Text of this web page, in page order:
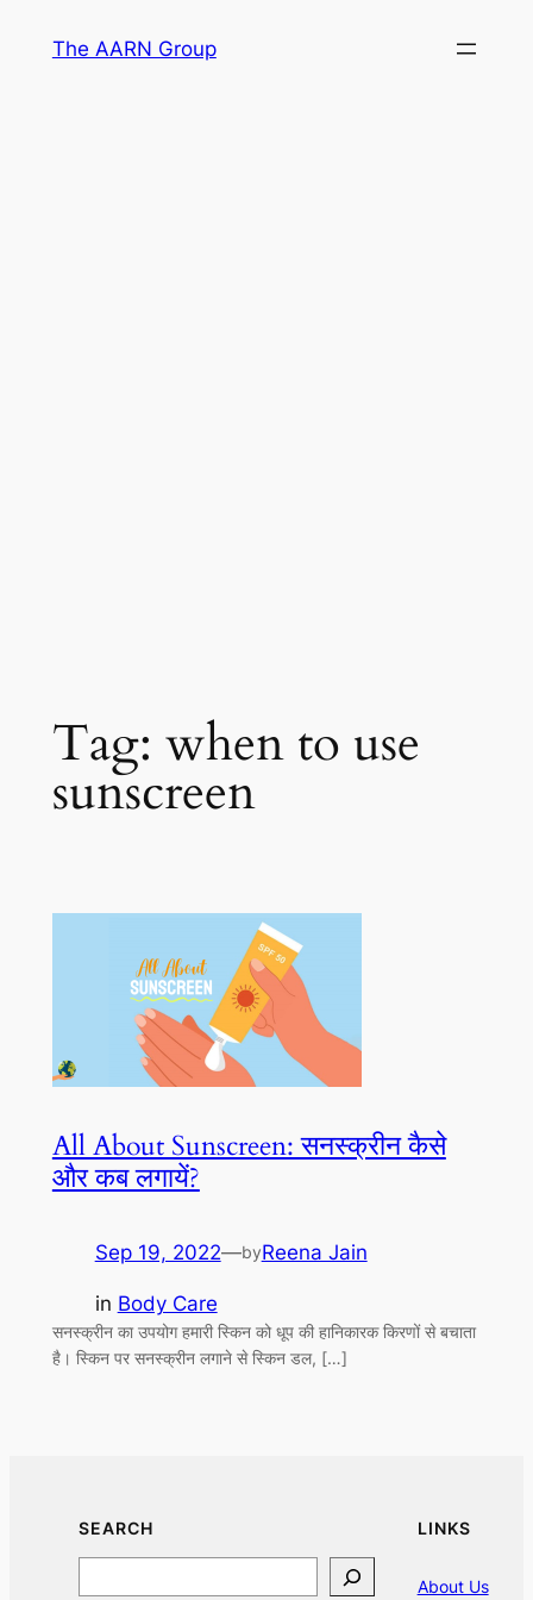
The AARN Group
Tag: when to use
sunscreen
All About Sunscreen: सनस्क्रीन कैसे
और कब लगायें?
Sep 19, 2022—byReena Jain
in Body Care
सनस्क्रीन का उपयोग हमारी स्किन को धूप की हानिकारक किरणों से बचाता
है। स्किन पर सनस्क्रीन लगाने से स्किन डल, […]
SEARCH LINKS
About Us